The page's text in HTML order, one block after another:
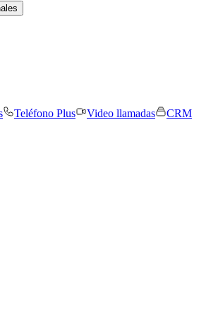
Teléfono Plus Video llamadas
CRM